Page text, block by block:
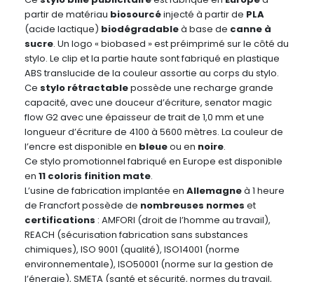
partir de matériau biosourcéinjecté à partir de PLA
(acide lactique) biodégradableà base de canne à
sucre. Un logo « biobased » est préimprimé sur le côté du
stylo. Le clip et la partie haute sont fabriqué en plastique
ABS translucide de la couleur assortie au corps du stylo.
Ce stylo rétractablepossède une recharge grande
capacité, avec une douceur d’écriture, senator magic
flow G2 avec une épaisseur de trait de 1,0 mm et une
longueur d’écriture de 4100 à 5600 mètres. La couleur de
l’encre est disponible en bleueou en noire.
Ce stylo promotionnel fabriqué en Europe est disponible
en 11 coloris finition mate.
L’usine de fabrication implantée en Allemagneà 1 heure
de Francfort possède de nombreuses normes et
certifications : AMFORI (droit de l’homme au travail),
REACH (sécurisation fabrication sans substances
chimiques), ISO 9001 (qualité), ISO14001 (norme
environnementale), ISO50001 (norme sur la gestion de
l’énergie), SMETA (santé et sécurité, normes du travail,